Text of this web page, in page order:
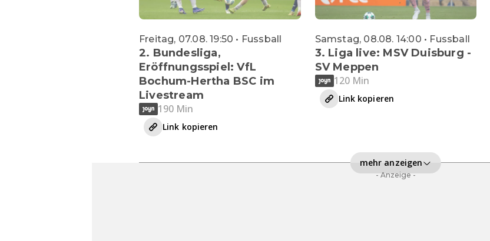
Freitag, 07.08. 19:50 • Fussball
2. Bundesliga,
Eröffnungsspiel: VfL
Bochum-Hertha BSC im
Livestream
190 Min
Link kopieren
Samstag, 08.08. 14:00 • Fussball
3. Liga live: MSV Duisburg -
SV Meppen
120 Min
Link kopieren
mehr anzeigen
- Anzeige -